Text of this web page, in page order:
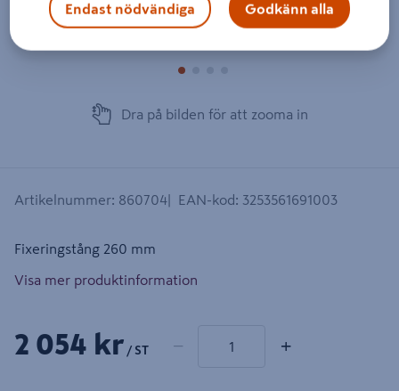
Dra på bilden för att zooma in
Artikelnummer: 860704 EAN-kod: 3253561691003
Fixeringstång 260 mm
Visa mer produktinformation
2 054 kr / ST − +
Endast nödvändiga Godkänn alla